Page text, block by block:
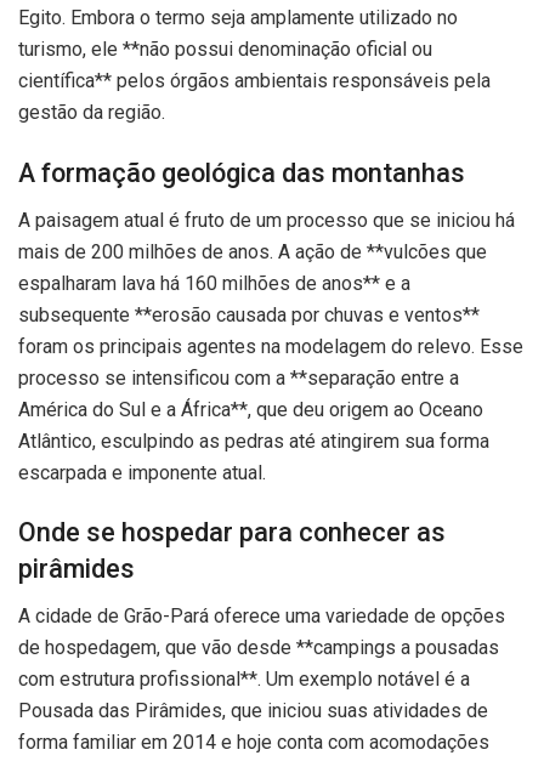
Egito. Embora o termo seja amplamente utilizado no
turismo, ele **não possui denominação oficial ou
científica** pelos órgãos ambientais responsáveis pela
gestão da região.
A formação geológica das montanhas
A paisagem atual é fruto de um processo que se iniciou há
mais de 200 milhões de anos. A ação de **vulcões que
espalharam lava há 160 milhões de anos** e a
subsequente **erosão causada por chuvas e ventos**
foram os principais agentes na modelagem do relevo. Esse
processo se intensificou com a **separação entre a
América do Sul e a África**, que deu origem ao Oceano
Atlântico, esculpindo as pedras até atingirem sua forma
escarpada e imponente atual.
Onde se hospedar para conhecer as
pirâmides
A cidade de Grão-Pará oferece uma variedade de opções
de hospedagem, que vão desde **campings a pousadas
com estrutura profissional**. Um exemplo notável é a
Pousada das Pirâmides, que iniciou suas atividades de
forma familiar em 2014 e hoje conta com acomodações